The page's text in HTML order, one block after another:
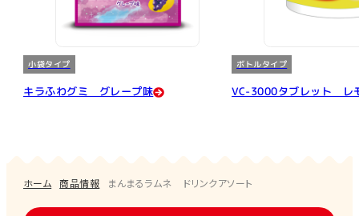
小袋タイプ
キラふわグミ グレープ味
ボトルタイプ
VC-3000タブレット レ
ホーム 商品情報 まんまるラムネ ドリンクアソート